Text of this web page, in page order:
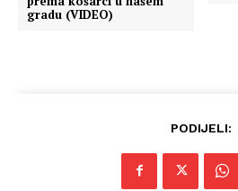
gradu (VIDEO)
PODIJELI: